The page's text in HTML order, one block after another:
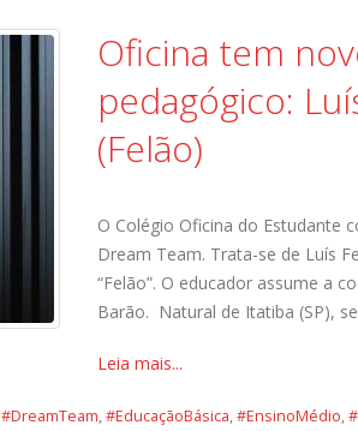
Oficina tem
pedagógico:
(Felão)
O Colégio Oficina do Estudante
Dream Team. Trata-se de Luís
“Felão”. O educador assume a
Barão. Natural de Itatiba (SP),
Leia mais...
#DreamTeam,#EducaçãoBásica,#EnsinoMédio,